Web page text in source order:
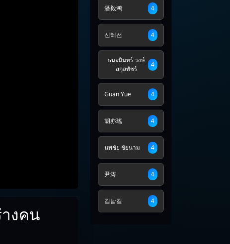
งคน
潘毅鸿 4
신혜선 4
ธนะมินทร์ วงษ์
สกุลพัชร์
4
Guan Yue 4
胡亦瑤 4
นพชัย ชัยนาม 4
尹涛 4
김남길 4